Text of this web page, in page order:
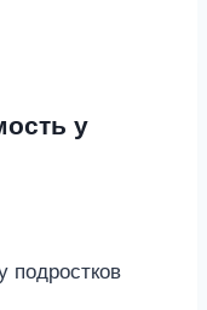
у